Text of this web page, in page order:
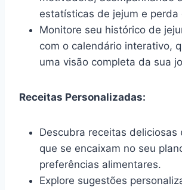
estatísticas de jejum e perda
Monitore seu histórico de
com o calendário interativo,
uma visão completa da sua
Receitas Personalizadas:
Descubra receitas deliciosas
que se encaixam no seu
preferências alimentares.
Explore sugestões